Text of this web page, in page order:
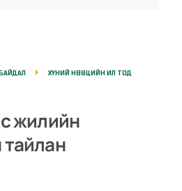
ХҮНИЙ НӨӨЦИЙН ИЛ ТОД
жилийн
тайлан